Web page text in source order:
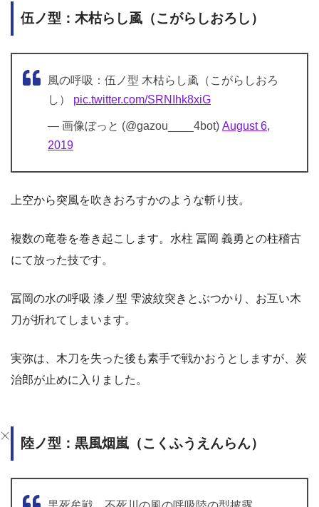
伍ノ型：木枯らし颪（こがらしおろし）
風の呼吸：伍ノ型 木枯らし颪（こがらしおろ
し） pic.twitter.com/SRNIhk8xiG
— 画像ぼっと (@gazou____4bot) August 6,
2019
上空から突風を吹きおろすかのような斬り技。
複数の竜巻を巻き起こします。水柱 冨岡 義勇との柱稽古
にて放った技です。
冨岡の水の呼吸 漆ノ型 雫波紋突きとぶつかり、お互い木
刀が折れてしまいます。
実弥は、木刀を失った後も素手で戦かおうとしますが、炭
治郎が止めに入りました。
陸ノ型：黒風烟嵐（こくふうえんらん）